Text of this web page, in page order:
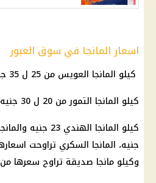
اسعار المانجا في سوق العبور
كيلو المانجا العويس من 25 ل 35 جنيه .
كيلو المانجا التمور من 20 ل 30 جنيه.
وكيلو مانجا صديقة تراوح سعرها من 18 إلى 22 جنيه للكيلو.